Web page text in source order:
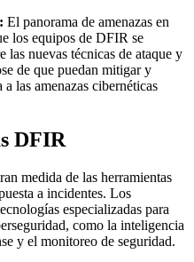
El panorama de amenazas en
los equipos de DFIR se
las nuevas técnicas de ataque y
de que puedan mitigar y
las amenazas cibernéticas
DFIR
medida de las herramientas
a incidentes. Los
especializadas para
como la inteligencia
y el monitoreo de seguridad.